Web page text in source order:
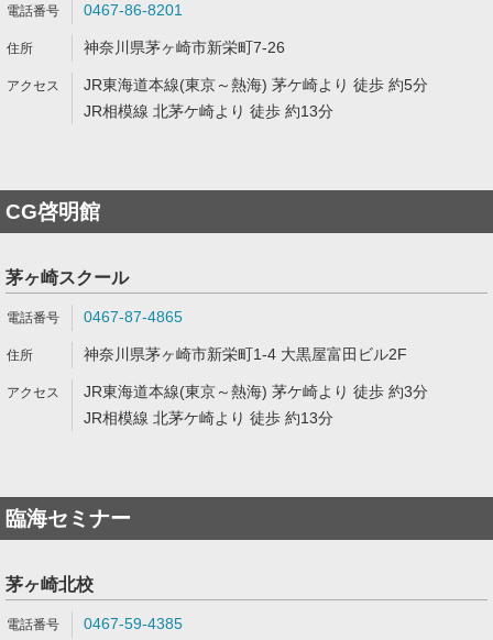
0467-86-8201
神奈川県茅ヶ崎市新栄町7-26
JR東海道本線(東京～熱海) 茅ケ崎より 徒歩 約5分
JR相模線 北茅ケ崎より 徒歩 約13分
CG啓明館
茅ヶ崎スクール
0467-87-4865
神奈川県茅ヶ崎市新栄町1-4 大黒屋富田ビル2F
JR東海道本線(東京～熱海) 茅ケ崎より 徒歩 約3分
JR相模線 北茅ケ崎より 徒歩 約13分
臨海セミナー
茅ヶ崎北校
0467-59-4385